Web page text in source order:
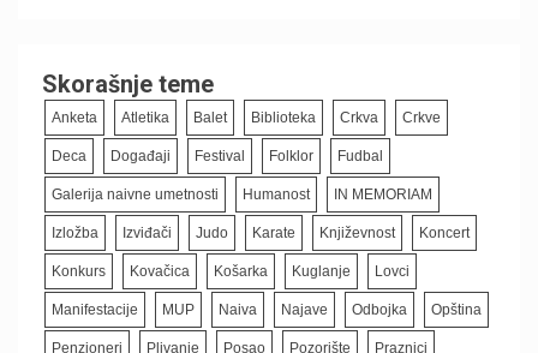
Skorašnje teme
Anketa Atletika Balet Biblioteka Crkva Crkve
Deca Događaji Festival Folklor Fudbal
Galerija naivne umetnosti Humanost IN MEMORIAM
Izložba Izviđači Judo Karate Književnost Koncert
Konkurs Kovačica Košarka Kuglanje Lovci
Manifestacije MUP Naiva Najave Odbojka Opština
Penzioneri Plivanje Posao Pozorište Praznici